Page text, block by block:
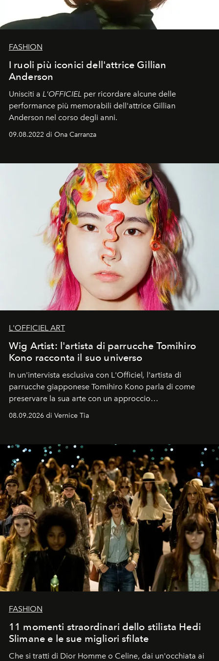
FASHION
I ruoli più iconici dell'attrice Gillian
Anderson
Unisciti a L'OFFICIEL per ricordare alcune delle
performance più memorabili dell'attrice Gillian
Anderson nel corso degli anni.
09.08.2022 di Ona Carranza
L'OFFICIEL ART
Wig Artist: l'artista di parrucche Tomihiro
Kono racconta il suo universo
In un'intervista esclusiva con L'Officiel, l'artista di
parrucche giapponese Tomihiro Kono parla di come
preservare la sua arte con un approccio
08.09.2026 di Vernice Tia
FASHION
11 momenti straordinari dello stilista Hedi
Slimane e le sue migliori sfilate
Che si tratti di Dior Homme o Celine, dai un'occhiata ai